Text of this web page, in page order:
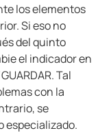
los elementos
Si eso no
del quinto
el indicador en
Tal
con la
se
especializado.